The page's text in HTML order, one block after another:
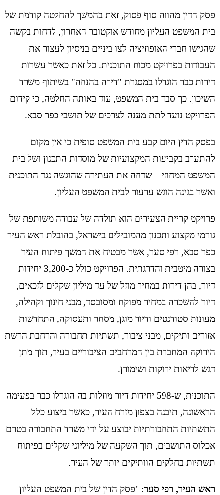
פסק הדין מהווה סוף פסוק, זאת בהמשך להחלטה קודמת של
בית המשפט העליון מחודש אוקטובר האחרון, לדחות בקשה
שהגישו חברי האופוזיציה לצו ביניים בניסיון לעצור את
העבודות בפרויקט מכוח התוכנית. כל זאת כאשר עשרות
דירות כבר הוגרלו במסגרת "דירה בהנחה" בשיתוף משרד
השיכון. כך סבר בית המשפט, עוד באותה החלטה, כי קידום
הפרויקט נועד לתת מענה לצרכים של תושבי כפר סבא.
בפסק הדין היום קבע בית המשפט סופית כי אין מקום
להתערב בקביעות המקצועיות של מוסדות התכנון ושל בית
המשפט המחוזי – שדחה את העתירה שהוגשה נגד התוכנית
ואשר בגינה הוגש ערעור לבית המשפט העליון.
פרויקט קריית הצעירים הוא תולדה של עבודה משותפת של
גורמי מקצוע ותכנון מהמובילים בישראל, בהובלת ראש העיר
כפר סבא, רפי סער, אשר מבטיח את המשך פיתוח העיר
בצורה מיטבית והדרגתית. הפרויקט כולל כ-3,200 יחידות
דיור, בהן דירות במחיר מוזל של עד מיליון שקלים לזכאים,
דיור להשכרה במחיר מפוקח ומסובסד, מבני חינוך וקהילה,
מעונות סטודנטים ודיור מוגן, מסחר ותעסוקה, התחדשות
אזורים ותיקים, מבני ציבור, תשתיות תחבורה והרחבת הרשת
הירוקה המחברת בין המרחבים הציבוריים בעיר, תוך מתן
דגש לריאות ירוקות ושימורן.
התוכנית, ש-598 יחידות דיור מוזלות בה הוגרלו כבר בפעימה
הראשונה, תיבנה בצפון מזרח העיר, כאשר ביצוע כלל
התשתיות התחבורתיות יבוצע על ידי משרד התחבורה בטרם
אכלוס התושבים, תוך השקעה של מיליוני שקלים בפיתוח
תשתיות בחלקים הוותיקים יותר של העיר.
ראש העיר, רפי סער: "פסק הדין של בית המשפט העליון